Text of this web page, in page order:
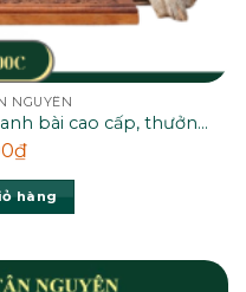
NGUYÊN
bài cao cấp, thưởng
bài thiên nhiên
₫
hàng